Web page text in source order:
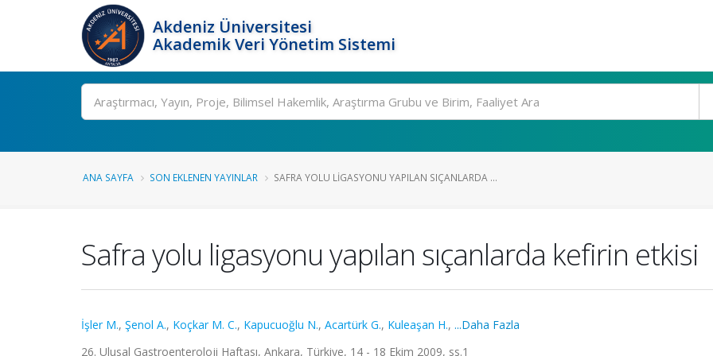
Akdeniz Üniversitesi
Akademik Veri Yönetim Sistemi
Ara
ANA SAYFA SON EKLENEN YAYINLAR SAFRA YOLU LIGASYONU YAPILAN SIÇANLARDA ...
Safra yolu ligasyonu yapılan sıçanlarda kefirin etkisi
İşler M., Şenol A., Koçkar M. C., Kapucuoğlu N., Acartürk G., Kuleaşan H., ...Daha Fazla
26. Ulusal Gastroenteroloji Haftası, Ankara, Türkiye, 14 - 18 Ekim 2009, ss.1